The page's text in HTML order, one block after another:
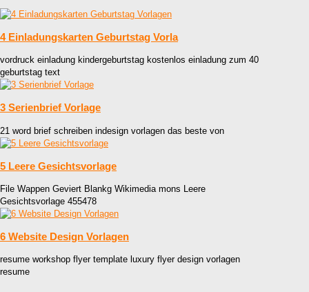
4 Einladungskarten Geburtstag Vorla
vordruck einladung kindergeburtstag kostenlos einladung zum 40
geburtstag text
3 Serienbrief Vorlage
21 word brief schreiben indesign vorlagen das beste von
5 Leere Gesichtsvorlage
File Wappen Geviert Blankg Wikimedia mons Leere
Gesichtsvorlage 455478
6 Website Design Vorlagen
resume workshop flyer template luxury flyer design vorlagen
resume